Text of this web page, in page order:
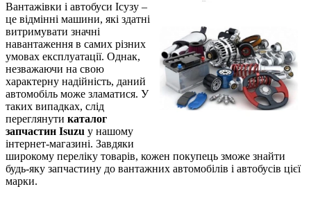
Вантажівки і автобуси Ісузу –
це відмінні машини, які здатні
витримувати значні
навантаження в самих різних
умовах експлуатації. Однак,
незважаючи на свою
характерну надійність, даний
автомобіль може зламатися. У
таких випадках, слід
переглянути каталог
запчастин Isuzu у нашому
інтернет-магазині. Завдяки
широкому переліку товарів, кожен покупець зможе знайти
будь-яку запчастину до вантажних автомобілів і автобусів цієї
марки.